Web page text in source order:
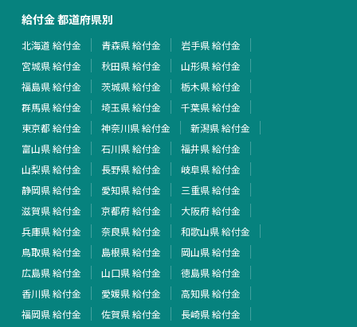
給付金 都道府県別
北海道 給付金 青森県 給付金
岩手県 給付金
宮城県 給付金
秋田県 給付金
山形県 給付金
福島県 給付金
茨城県 給付金
栃木県 給付金
群馬県 給付金
埼玉県 給付金
千葉県 給付金
東京都 給付金
神奈川県 給付金
新潟県 給付金
富山県 給付金
石川県 給付金
福井県 給付金
山梨県 給付金
長野県 給付金
岐阜県 給付金
静岡県 給付金
愛知県 給付金
三重県 給付金
滋賀県 給付金
京都府 給付金
大阪府 給付金
兵庫県 給付金
奈良県 給付金
和歌山県 給付金
鳥取県 給付金
島根県 給付金
岡山県 給付金
広島県 給付金
山口県 給付金
徳島県 給付金
香川県 給付金
愛媛県 給付金
高知県 給付金
福岡県 給付金
佐賀県 給付金
長崎県 給付金